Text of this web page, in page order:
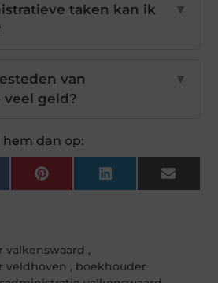
taken kan ik
▼
van
geld?
▼
hem dan op:
PinterestLinkedInEmail
valkenswaard ,
veldhoven , boekhouder